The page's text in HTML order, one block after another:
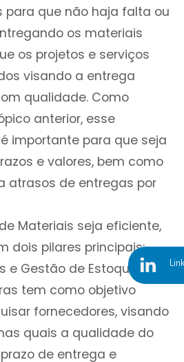
para que não haja falta ou
os materiais
os projetos e serviços
visando a entrega
qualidade. Como
anterior, esse
importante para que seja
e valores, bem como
atrasos de entregas por
Materiais seja eficiente,
dois pilares principais:
e Gestão de Estoques.
tem como objetivo
fornecedores, visando
quais a qualidade do
de entrega e